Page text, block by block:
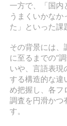
一方で、「国内
うまくいかな
た」といった課
その背景には、
に至るまでの“
いや、言語表現
する構造的な違
め把握し、各フ
調査を円滑かつ
す。